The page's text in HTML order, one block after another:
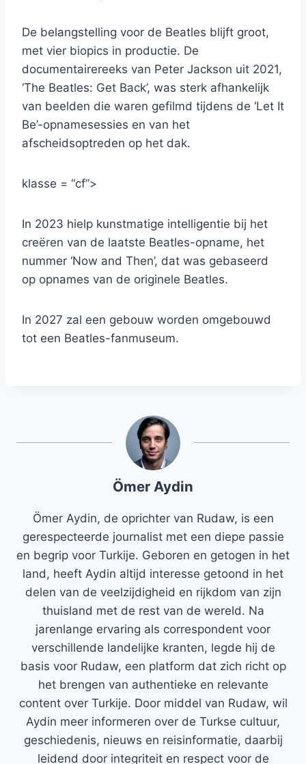
De belangstelling voor de Beatles blijft groot,
met vier biopics in productie. De
documentairereeks van Peter Jackson uit 2021,
‘The Beatles: Get Back’, was sterk afhankelijk
van beelden die waren gefilmd tijdens de ‘Let It
Be’-opnamesessies en van het
afscheidsoptreden op het dak.
klasse = “cf”>
In 2023 hielp kunstmatige intelligentie bij het
creëren van de laatste Beatles-opname, het
nummer ‘Now and Then’, dat was gebaseerd
op opnames van de originele Beatles.
In 2027 zal een gebouw worden omgebouwd
tot een Beatles-fanmuseum.
Ömer Aydin
Ömer Aydin, de oprichter van Rudaw, is een
gerespecteerde journalist met een diepe passie
en begrip voor Turkije. Geboren en getogen in het
land, heeft Aydin altijd interesse getoond in het
delen van de veelzijdigheid en rijkdom van zijn
thuisland met de rest van de wereld. Na
jarenlange ervaring als correspondent voor
verschillende landelijke kranten, legde hij de
basis voor Rudaw, een platform dat zich richt op
het brengen van authentieke en relevante
content over Turkije. Door middel van Rudaw, wil
Aydin meer informeren over de Turkse cultuur,
geschiedenis, nieuws en reisinformatie, daarbij
leidend door integriteit en respect voor de